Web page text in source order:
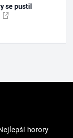
se pustil
horory